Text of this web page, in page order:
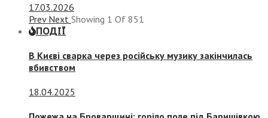
17.03.2026
Prev Next Showing 1 Of 851
ПОДІЇ
В Києві сварка через російську музику закінчилась
вбивством
18.04.2025